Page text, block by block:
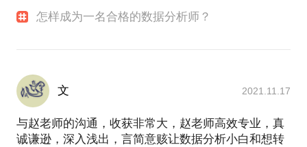
怎样成为一名合格的数据分析师？
文 2021.11.17
与赵老师的沟通，收获非常大，赵老师高效专业，真
诚谦逊，深入浅出，言简意赅让数据分析小白和想转